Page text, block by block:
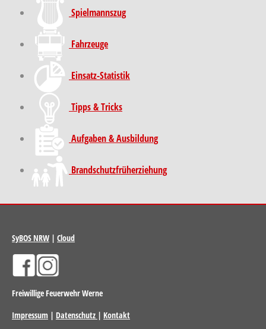
Spielmannszug
Fahrzeuge
Einsatz-Statistik
Tipps & Tricks
Aufgaben & Ausbildung
Brand­schutz­früh­erziehung
SyBOS NRW | Cloud
Freiwillige Feuerwehr Werne
Impressum | Datenschutz | Kontakt